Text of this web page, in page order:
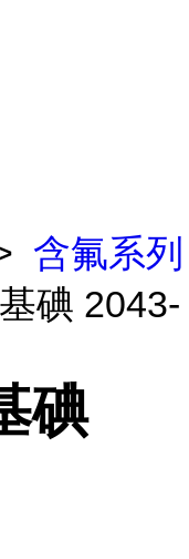
含氟系列
碘 2043-
碘